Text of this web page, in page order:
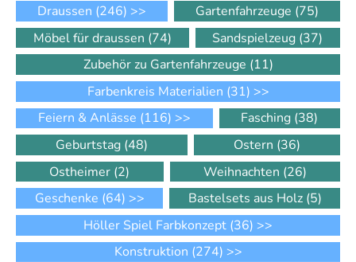
Draussen (246) >> Gartenfahrzeuge (75)
Möbel für draussen (74) Sandspielzeug (37)
Zubehör zu Gartenfahrzeuge (11)
Farbenkreis Materialien (31) >>
Feiern & Anlässe (116) >> Fasching (38)
Geburtstag (48) Ostern (36)
Ostheimer (2) Weihnachten (26)
Geschenke (64) >> Bastelsets aus Holz (5)
Höller Spiel Farbkonzept (36) >>
Konstruktion (274) >>